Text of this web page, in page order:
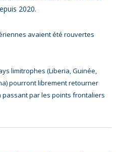
2020.
avaient été rouvertes
limitrophes (Liberia, Guinée,
pourront librement retourner
passant par les points frontaliers